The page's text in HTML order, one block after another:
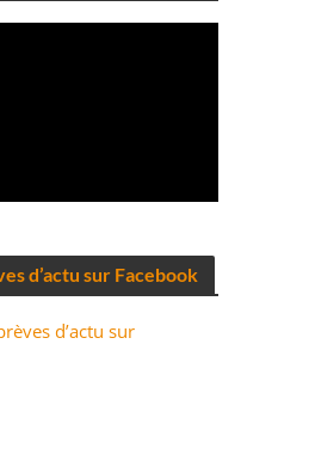
d’actu sur Facebook
d’actu sur